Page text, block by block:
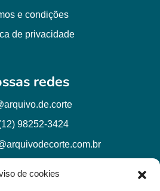
de cookies
e condições
de privacidade
redes
98252-3424